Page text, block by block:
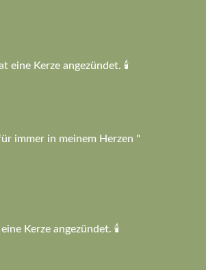
eine Kerze angezündet. 🕯️
immer in meinem Herzen "
Kerze angezündet. 🕯️